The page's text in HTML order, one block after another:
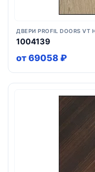
ДВЕРИ PROFIL DOORS
1004139
от 69058 ₽